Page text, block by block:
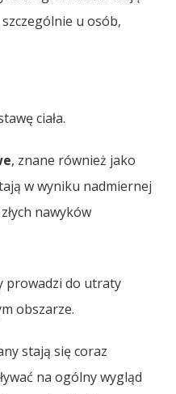
u osób,
ciała.
, znane również jako
w wyniku nadmiernej
nawyków
prowadzi do utraty
obszarze.
stają się coraz
na ogólny wygląd